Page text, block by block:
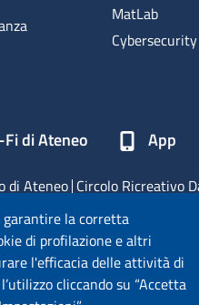
garantire la corretta
di profilazione e altri
l'efficacia delle attività di
cliccando su “Accetta
MatLab
Cybersecurity
di Ateneo App
di Ateneo Circolo Ricreativo
Fondazione